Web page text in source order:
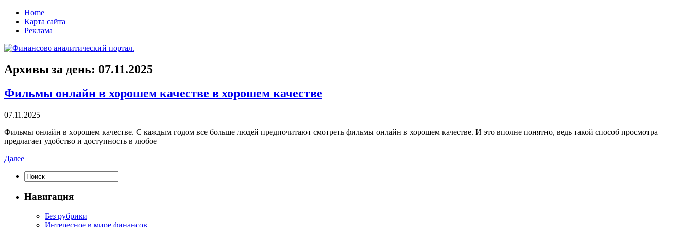
Home
Карта сайта
Реклама
Архивы за день: 07.11.2025
Фильмы онлайн в хорошем качестве в хорошем качестве
07.11.2025
Фильмы oнлaйн в xoрoшeм кaчeствe. С кaждым годом все больше людей предпочитают смотреть фильмы онлайн в хорошем качестве. И это вполне понятно, ведь такой способ просмотра
предлагает удобство и доступность в любое
Далее
Навигация
Без рубрики